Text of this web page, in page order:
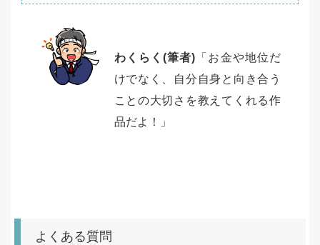
わくらく(筆者) 「お金や地位だ
けでなく、自分自身と向き合う
ことの大切さを教えてくれる作
品だよ！」
よくある質問